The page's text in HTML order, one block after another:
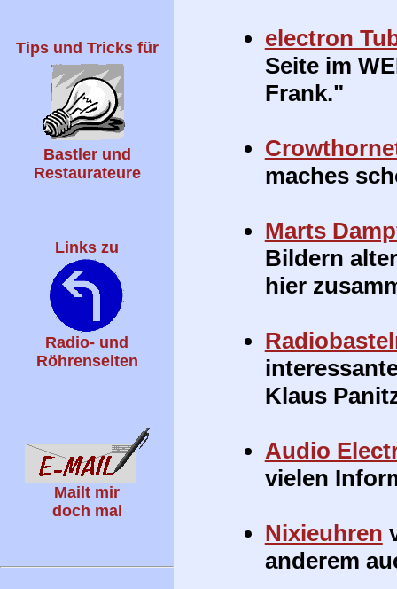
Tips und Tricks für
Bastler und
Restaurateure
Links zu
Radio- und
Röhrenseiten
Mailt mir
doch mal
electron
Seite im
Frank."
maches
Marts
Bildern
hier
Klaus
Audio
vielen
Nixieuhren
anderem